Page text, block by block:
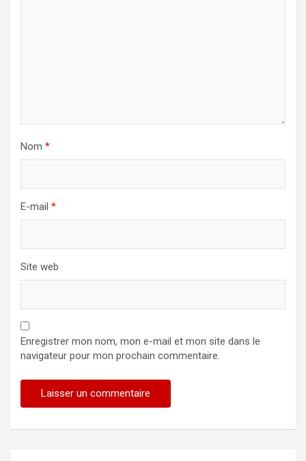
Nom *
E-mail *
Site web
Enregistrer mon nom, mon e-mail et mon site dans le
navigateur pour mon prochain commentaire.